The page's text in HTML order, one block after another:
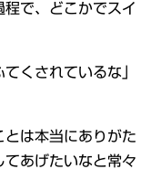
で、どこかでスイ
くされているな」
は本当にありがた
あげたいなと常々